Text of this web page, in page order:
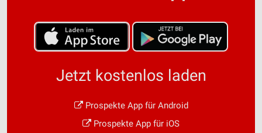
Jetzt kostenlos laden
Prospekte App für Android
Prospekte App für iOS